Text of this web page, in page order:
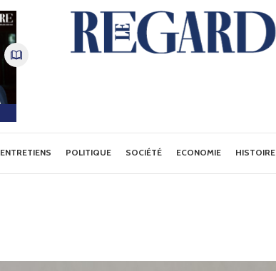
ENTRETIENS POLITIQUE SOCIÉTÉ ECONOMIE HISTOIRE